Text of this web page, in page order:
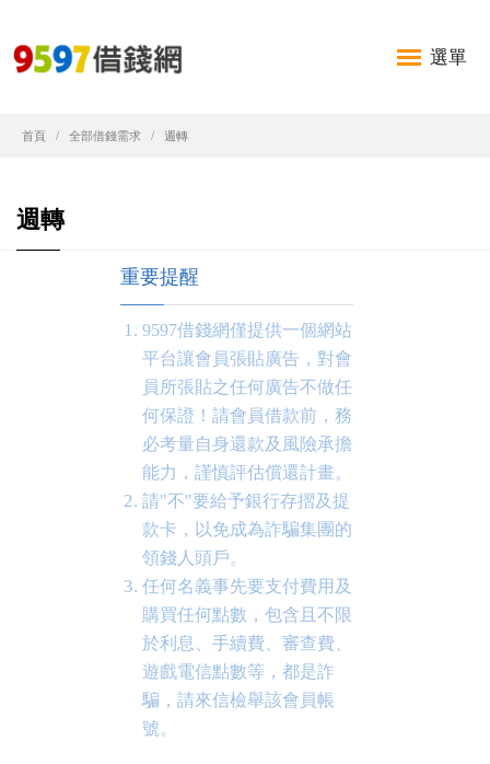
選單
首頁 全部借錢需求 週轉
週轉
重要提醒
9597借錢網僅提供一個網站
平台讓會員張貼廣告，對會
員所張貼之任何廣告不做任
何保證！請會員借款前，務
必考量自身還款及風險承擔
能力，謹慎評估償還計畫。
請"不"要給予銀行存摺及提
款卡，以免成為詐騙集團的
領錢人頭戶。
任何名義事先要支付費用及
購買任何點數，包含且不限
於利息、手續費、審查費、
遊戲電信點數等，都是詐
騙，請來信檢舉該會員帳
號。